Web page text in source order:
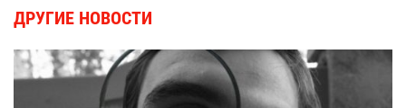
ДРУГИЕ НОВОСТИ